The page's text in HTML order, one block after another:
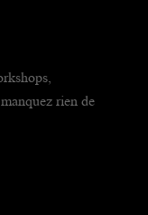
rien de